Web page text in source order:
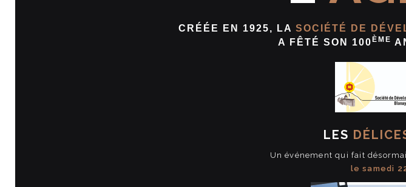
CRÉÉE EN 1925, LA SOCIÉTÉ DE
A FÊTÉ SON 100 ÈME
LES
Un événement qui fait
le samedi